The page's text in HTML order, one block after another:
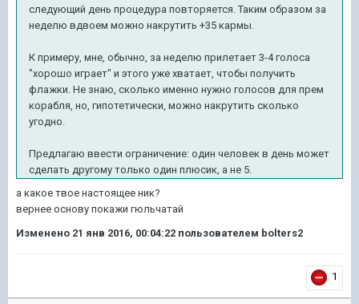
следующий день процедура повторяется. Таким образом за
неделю вдвоем можно накрутить +35 кармы.
К примеру, мне, обычно, за неделю прилетает 3-4 голоса
"хорошо играет" и этого уже хватает, чтобы получить
флажки. Не знаю, сколько именно нужно голосов для прем
корабля , но, гипотетически, можно накрутить сколько
угодно.
Предлагаю ввести ограничение: один человек в день может
сделать другому только один плюсик, а не 5.
а какое твое настоящее ник?
вернее основу покажи гюльчатай
Изменено 21 янв 2016, 00:04:22 пользователем bolters2
1